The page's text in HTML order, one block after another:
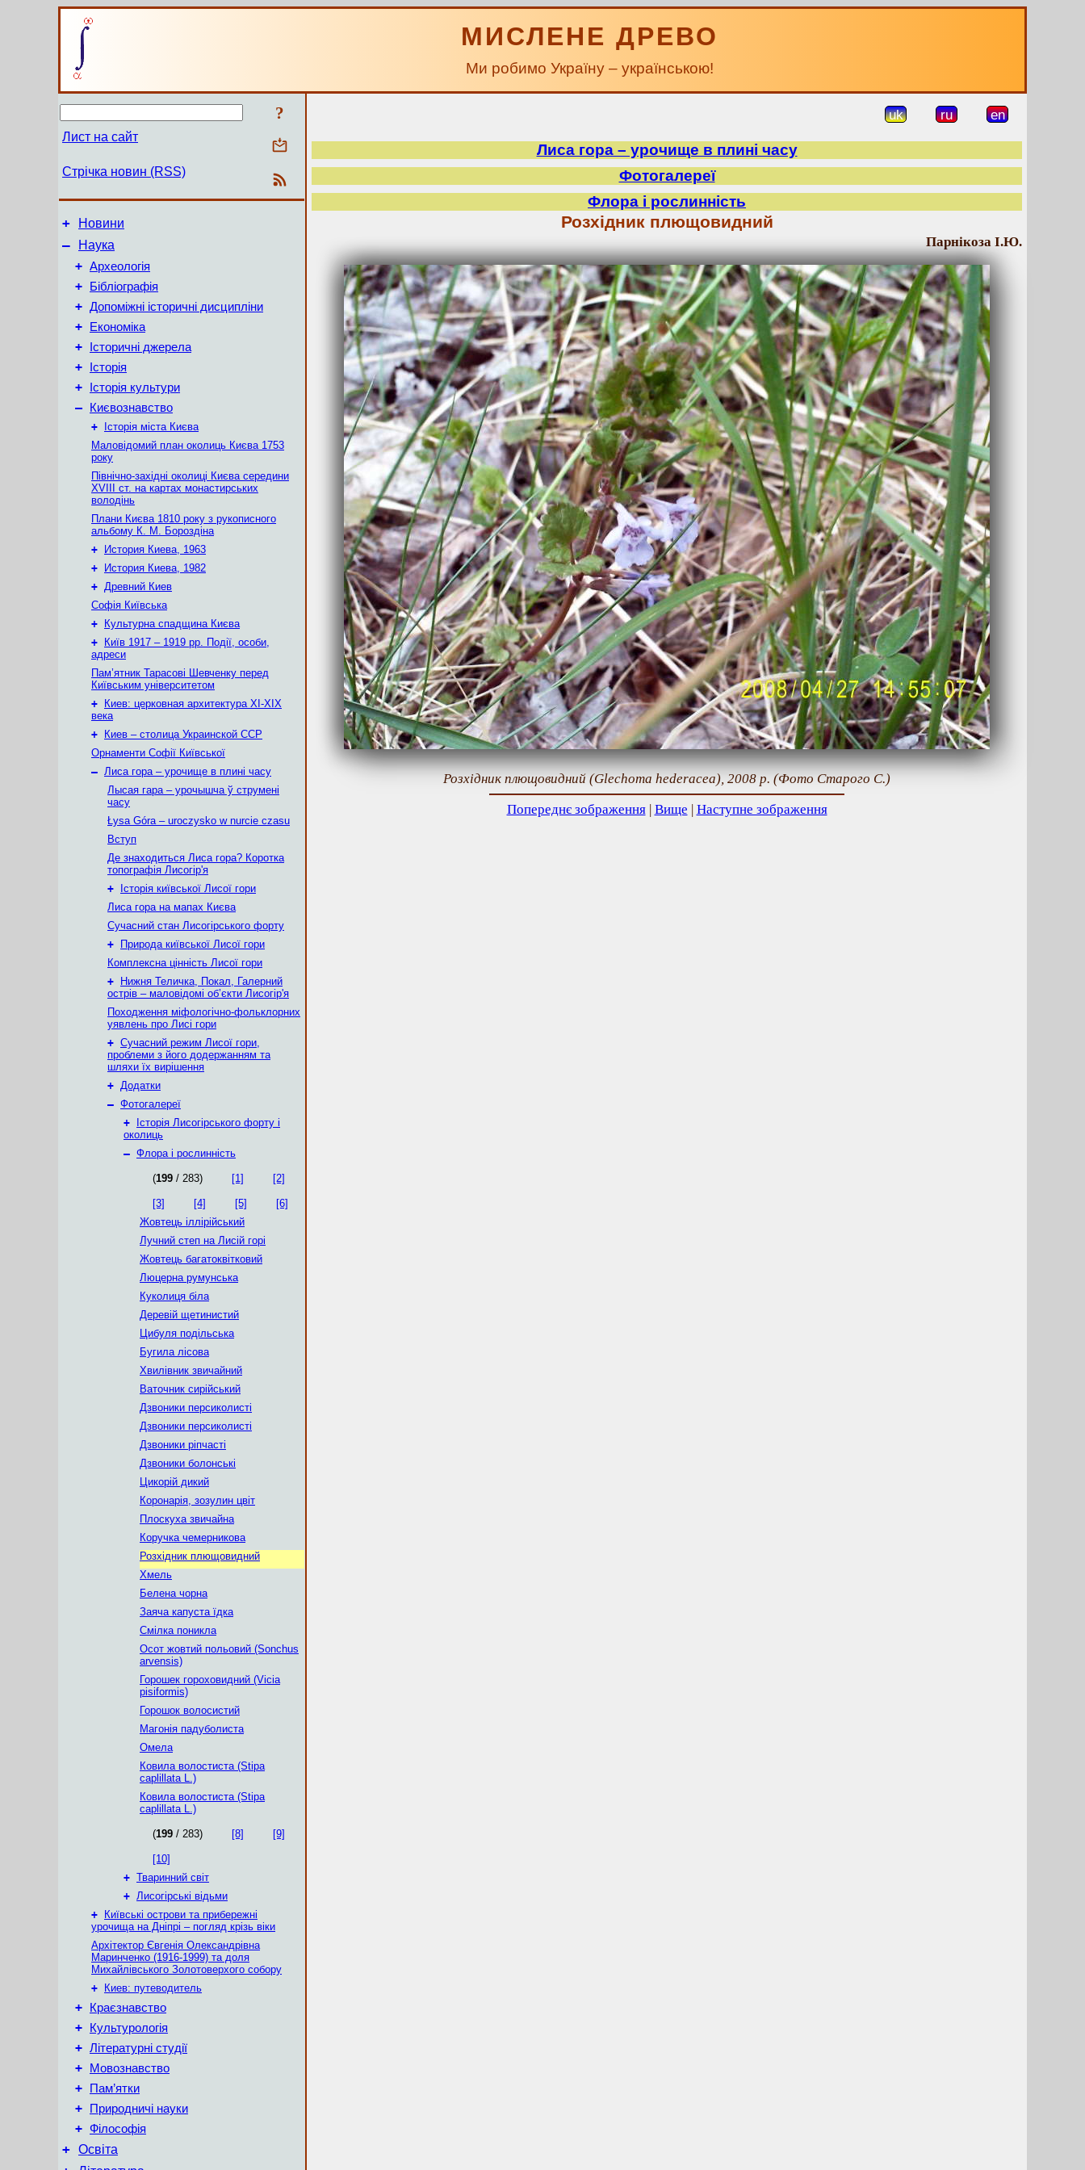
МИСЛЕНЕ ДРЕВО
Ми робимо Україну – українською!
?
Лист на сайт
Стрічка новин (RSS)
+ Новини
–
Наука
+ Археологія
+ Бібліографія
+ Допоміжні історичні дисципліни
+ Економіка
+ Історичні джерела
+ Історія
+ Історія культури
– Києвознавство
+
Історія міста Києва
Маловідомий план околиць Києва 1753
року
Північно-західні околиці Києва середини
XVIII ст. на картах монастирських
володінь
Плани Києва 1810 року з рукописного
альбому К. М. Бороздіна
+
История Киева, 1963
+
История Киева, 1982
+ Древний Киев
Софія Київська
+
Культурна спадщина Києва
+
Київ 1917 – 1919 рр. Події, особи,
адреси
Пам’ятник Тарасові Шевченку перед
Київським університетом
+
Киев: церковная архитектура XI-XIX
века
+
Киев – столица Украинской ССР
Орнаменти Софії Київської
– Лиса гора – урочище в плині часу
Лысая гара – урочышча ў струмені
часу
Łysa Góra – uroczysko w nurcie czasu
Вступ
Де знаходиться Лиса гора? Коротка
топографія Лисогір'я
+
Історія київської Лисої гори
Лиса гора на мапах Києва
Сучасний стан Лисогірського форту
+
Природа київської Лисої гори
Комплексна цінність Лисої гори
+
Нижня Теличка, Покал, Галерний
острів – маловідомі об’єкти Лисогір'я
Походження міфологічно-фольклорних
уявлень про Лисі гори
+ Сучасний режим Лисої гори,
проблеми з його додержанням та
шляхи їх вирішення
+ Додатки
– Фотогалереї
+
Історія Лисогірського форту і
околиць
– Флора і рослинність
(199 / 283) [1] [2]
[3] [4] [5]
[6]
Жовтець іллірійський
Лучний степ на Лисій горі
Жовтець багатоквітковий
Люцерна румунська
Куколиця біла
Деревій щетинистий
Цибуля подільська
Бугила лісова
Хвилівник звичайний
Ваточник сирійський
Дзвоники персиколисті
Дзвоники персиколисті
Дзвоники ріпчасті
Дзвоники болонські
Цикорій дикий
Коронарія, зозулин цвіт
Плоскуха звичайна
Коручка чемерникова
Розхідник плющовидний
Хмель
Белена чорна
Заяча капуста їдка
Смілка поникла
Осот жовтий польовий (Sonchus
arvensis)
Горошек гороховидний (Vicia
pisiformis)
Горошок волосистий
Магонія падуболиста
Омела
Ковила волостиста (Stipa
caplillata L.)
Ковила волостиста (Stipa
caplillata L.)
(199 / 283) [8] [9]
[10]
+ Тваринний світ
+ Лисогірські відьми
+
Київські острови та прибережні
урочища на Дніпрі – погляд крізь віки
Архітектор Євгенія Олександрівна
Маринченко (1916-1999) та доля
Михайлівського Золотоверхого собору
+
Киев: путеводитель
+ Краєзнавство
+ Культурологія
+ Літературні студії
+ Мовознавство
+ Пам’ятки
+ Природничі науки
+ Філософія
+ Освіта
uk ru en
Лиса гора – урочище в плині часу
Фотогалереї
Флора і рослинність
Розхідник плющовидний
Парнікоза І.Ю.
Розхідник плющовидний (Glechoma hederacea), 2008 р. (Фото Старого С.)
Попереднє зображення| Вище | Наступне зображення